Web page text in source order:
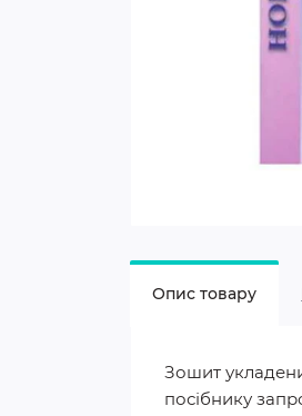
Опис товару
Зошит
посібнику